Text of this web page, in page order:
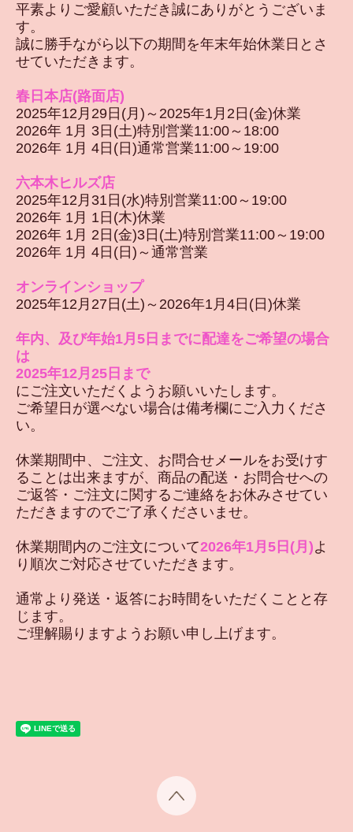
平素よりご愛顧いただき誠にありがとうございま
す。
誠に勝手ながら以下の期間を年末年始休業日とさ
せていただきます。
春日本店(路面店)
2025年12月29日(月)～2025年1月2日(金)休業
2026年 1月 3日(土)特別営業11:00～18:00
2026年 1月 4日(日)通常営業11:00～19:00
六本木ヒルズ店
2025年12月31日(水)特別営業11:00～19:00
2026年 1月 1日(木)休業
2026年 1月 2日(金)3日(土)特別営業11:00～19:00
2026年 1月 4日(日)～通常営業
オンラインショップ
2025年12月27日(土)～2026年1月4日(日)休業
年内、及び年始1月5日までに配達をご希望の場合
は
2025年12月25日まで
にご注文いただくようお願いいたします。
ご希望日が選べない場合は備考欄にご入力くださ
い。
休業期間中、ご注文、お問合せメールをお受けす
ることは出来ますが、商品の配送・お問合せへの
ご返答・ご注文に関するご連絡をお休みさせてい
ただきますのでご了承くださいませ。
休業期間内のご注文について2026年1月5日(月)よ
り順次ご対応させていただきます。
通常より発送・返答にお時間をいただくことと存
じます。
ご理解賜りますようお願い申し上げます。